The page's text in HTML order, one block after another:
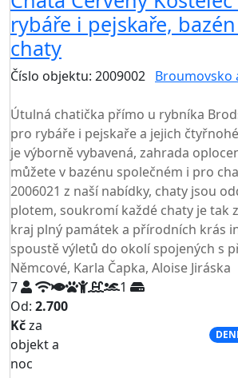
rybáře i pejskaře,
chaty
Číslo objektu: 2009002 Broumovsko
Útulná chatička přímo u rybníka
pro rybáře i pejskaře a jejich
je výborně vybavená, zahrada
můžete v bazénu společném i pro
2006021 z naší nabídky, chaty jsou
plotem, soukromí každé chaty je tak
kraj plný památek a přírodních krás
spoustě výletů do okolí spojených s
Němcové, Karla Čapka, Aloise Jiráska
7
1
Od: 2.700
Kčza
objekt a
noc